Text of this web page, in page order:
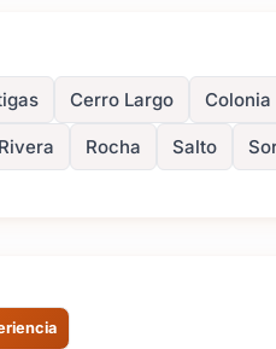
Cerro Largo Colonia
Rivera Rocha Salto